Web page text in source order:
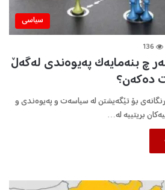
سیاسی
136
چ بنەمایەک پەيوەندی لەگەڵ
دەکەن؟
بۆ تێگەيشتن لە سياسەت و پەيوەندی و
بريتييە لە…